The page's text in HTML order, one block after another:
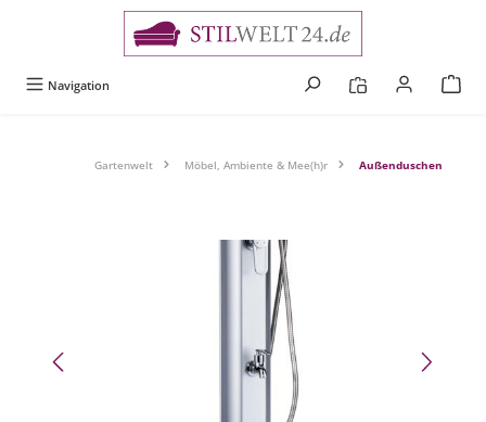
Navigation
Gartenwelt Möbel, Ambiente & Mee(h)r Außenduschen